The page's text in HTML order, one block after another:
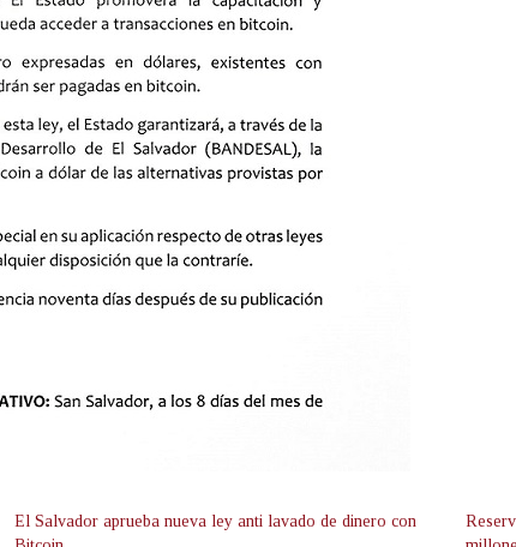
El Salvador aprueba nueva ley anti lavado de dinero con